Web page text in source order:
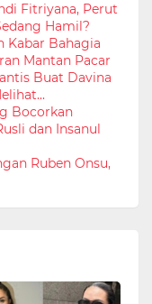
Fitriyana, Perut
Hamil?
Kabar Bahagia
Mantan Pacar
Buat Davina
Bocorkan
dan Insanul
Ruben Onsu,